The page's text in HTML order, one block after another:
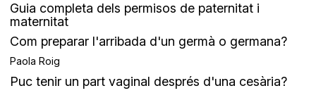
Guia completa dels permisos de paternitat i
maternitat
Com preparar l'arribada d'un germà o germana?
Paola Roig
Puc tenir un part vaginal després d'una cesària?